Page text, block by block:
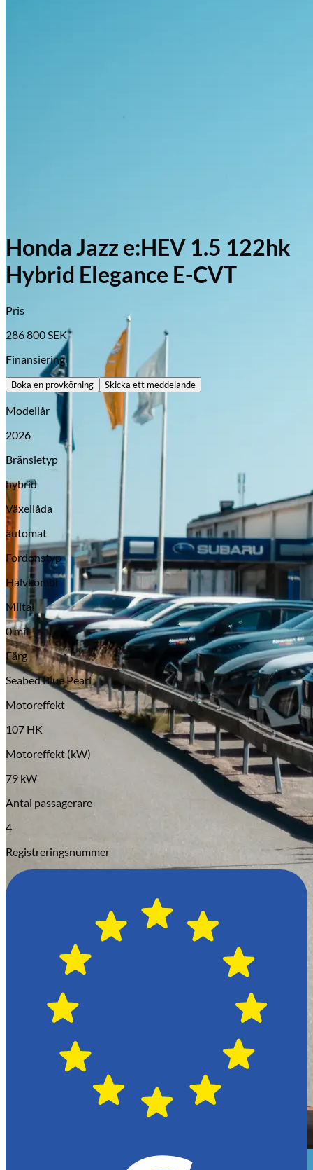
Opel
Serviceverkstad
Honda Jazz e:HEV 1.5 122hk
Hybrid Elegance E-CVT
Pris
286 800 SEK
Finansiering
Boka en provkörning Skicka ett meddelande
Modellår
2026
Bränsletyp
hybrid
Växellåda
automat
Fordonstyp
Halvkombi
Miltal
0 mil
Färg
Seabed Blue Pearl
Motoreffekt
107 HK
Motoreffekt (kW)
79 kW
Antal passagerare
4
Registreringsnummer